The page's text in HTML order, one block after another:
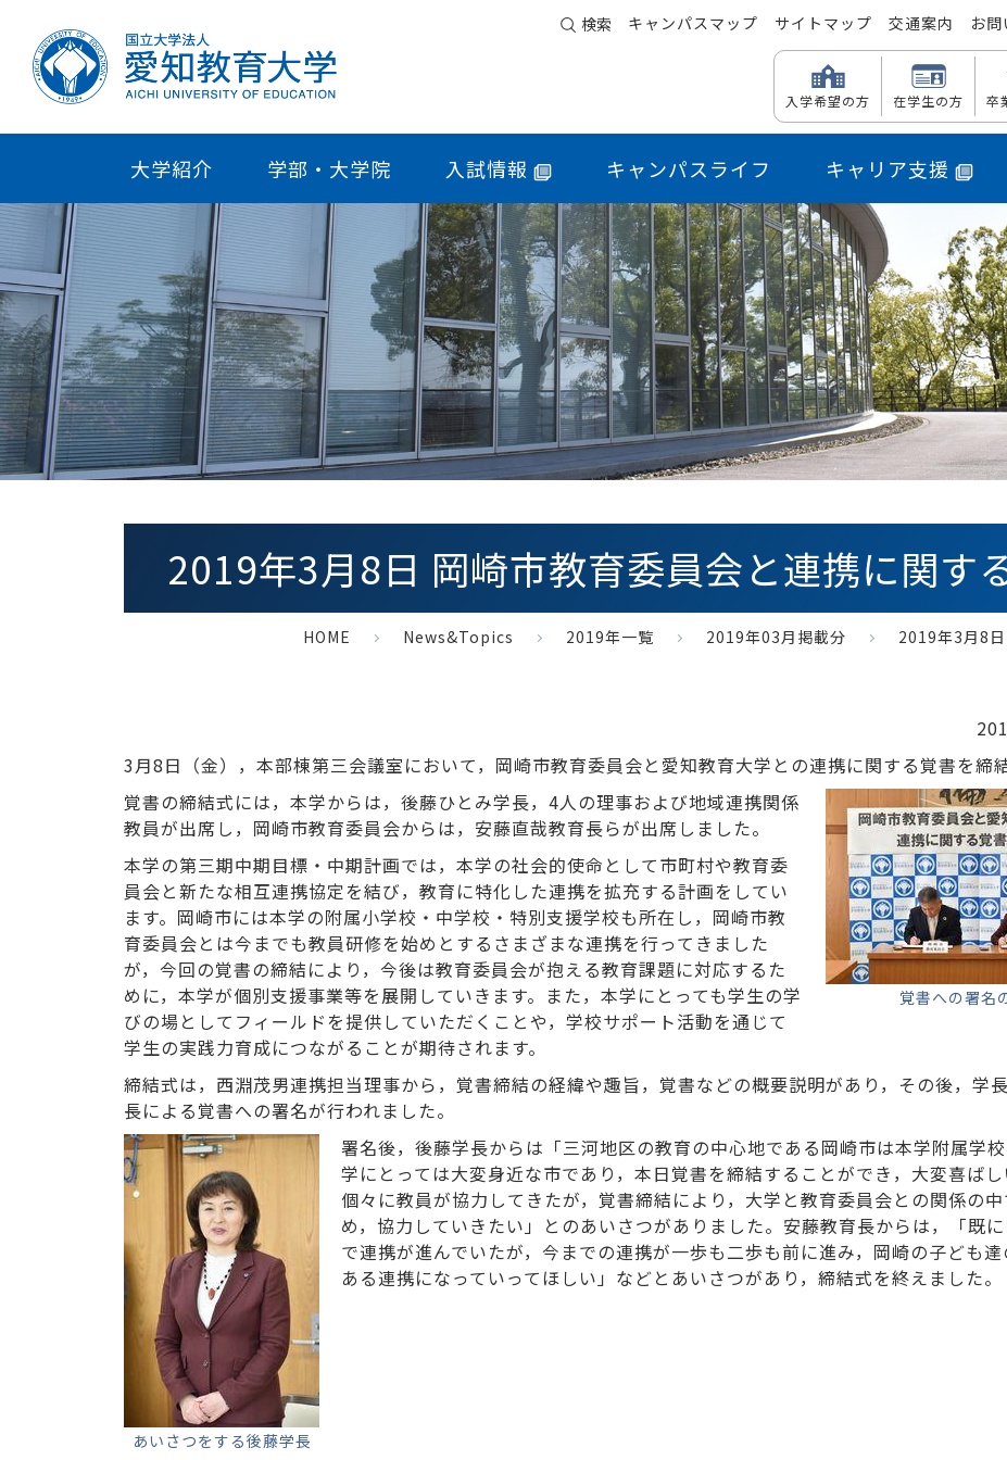
検索 キャンパスマップ サイトマップ 交通案内 お
入学希望の方 在学生の方 卒
大学紹介 学部・大学院 入試情報 キャンパスライフ キャリア支援
2019年3月8日 岡崎市教育委員会と連携に関す
HOME News&Topics 2019年一覧 2019年03月掲載分 2019年3月8
3月8日（金），本部棟第三会議室において，岡崎市教育委員会と愛知教育大学との連携に関する覚書を締
覚書への署名
覚書の締結式には，本学からは，後藤ひとみ学長，4人の理事および地域連携関係
教員が出席し，岡崎市教育委員会からは，安藤直哉教育長らが出席しました。
本学の第三期中期目標・中期計画では，本学の社会的使命として市町村や教育委
員会と新たな相互連携協定を結び，教育に特化した連携を拡充する計画をしてい
ます。岡崎市には本学の附属小学校・中学校・特別支援学校も所在し，岡崎市教
育委員会とは今までも教員研修を始めとするさまざまな連携を行ってきました
が，今回の覚書の締結により，今後は教育委員会が抱える教育課題に対応するた
めに，本学が個別支援事業等を展開していきます。また，本学にとっても学生の学
びの場としてフィールドを提供していただくことや，学校サポート活動を通じて
学生の実践力育成につながることが期待されます。
締結式は，西淵茂男連携担当理事から，覚書締結の経緯や趣旨，覚書などの概要説明があり，その後，学
長による覚書への署名が行われました。
あいさつをする後藤学長
署名後，後藤学長からは「三河地区の教育の中心地である岡崎市は本学附属学
学にとっては大変身近な市であり，本日覚書を締結することができ，大変喜ば
個々に教員が協力してきたが，覚書締結により，大学と教育委員会との関係の
め，協力していきたい」とのあいさつがありました。安藤教育長からは，「既
で連携が進んでいたが，今までの連携が一歩も二歩も前に進み，岡崎の子ども
ある連携になっていってほしい」などとあいさつがあり，締結式を終えました。